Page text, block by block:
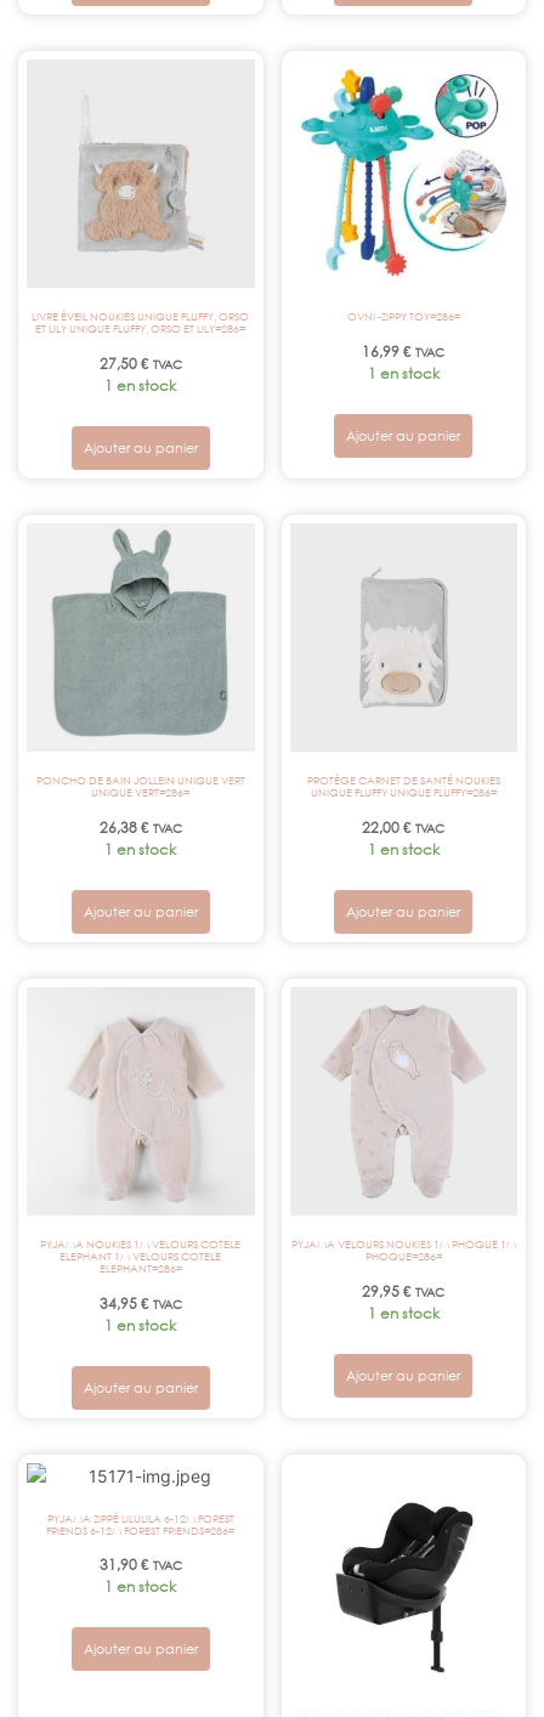
LIVRE ÉVEIL NOUKIES UNIQUE FLUFFY, ORSO
ET LILY UNIQUE FLUFFY, ORSO ET LILY=286=
27,50€ TVAC
1 en stock
Ajouter au panier
OVNI -ZIPPY TOY=286=
16,99€ TVAC
1 en stock
Ajouter au panier
PONCHO DE BAIN JOLLEIN UNIQUE VERT
UNIQUE VERT=286=
26,38€ TVAC
1 en stock
Ajouter au panier
PROTÈGE CARNET DE SANTÉ NOUKIES
UNIQUE FLUFFY UNIQUE FLUFFY=286=
22,00€ TVAC
1 en stock
Ajouter au panier
PYJAMA NOUKIES 1M VELOURS COTELE
ELEPHANT 1M VELOURS COTELE
ELEPHANT=286=
34,95€ TVAC
1 en stock
Ajouter au panier
PYJAMA VELOURS NOUKIES 1M PHOQUE 1M
PHOQUE=286=
29,95€ TVAC
1 en stock
Ajouter au panier
PYJAMA ZIPPÉ LILULILA 6-12M FOREST
FRIENDS 6-12M FOREST FRIENDS=286=
31,90€ TVAC
1 en stock
Ajouter au panier